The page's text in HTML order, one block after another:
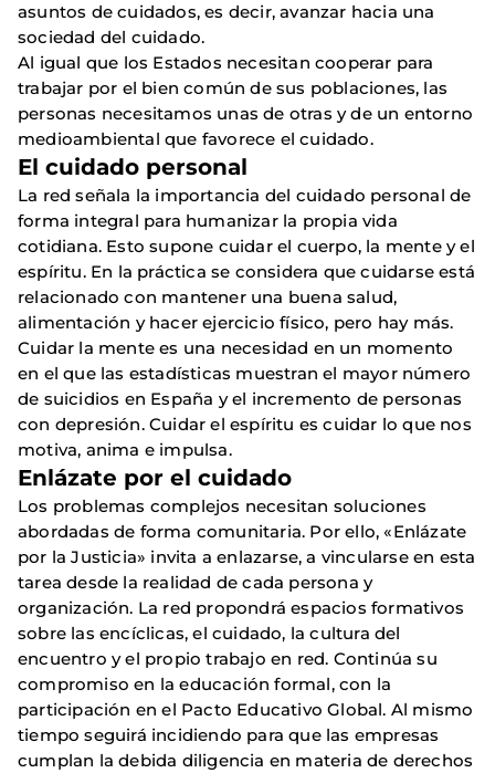
asuntos de cuidados, es decir, avanzar hacia una
sociedad del cuidado.
Al igual que los Estados necesitan cooperar para
trabajar por el bien común de sus poblaciones, las
personas necesitamos unas de otras y de un entorno
medioambiental que favorece el cuidado.
El cuidado personal
La red señala la importancia del cuidado personal de
forma integral para humanizar la propia vida
cotidiana. Esto supone cuidar el cuerpo, la mente y el
espíritu. En la práctica se considera que cuidarse está
relacionado con mantener una buena salud,
alimentación y hacer ejercicio físico, pero hay más.
Cuidar la mente es una necesidad en un momento
en el que las estadísticas muestran el mayor número
de suicidios en España y el incremento de personas
con depresión. Cuidar el espíritu es cuidar lo que nos
motiva, anima e impulsa.
Enlázate por el cuidado
Los problemas complejos necesitan soluciones
abordadas de forma comunitaria. Por ello, «Enlázate
por la Justicia» invita a enlazarse, a vincularse en esta
tarea desde la realidad de cada persona y
organización. La red propondrá espacios formativos
sobre las encíclicas, el cuidado, la cultura del
encuentro y el propio trabajo en red. Continúa su
compromiso en la educación formal, con la
participación en el Pacto Educativo Global. Al mismo
tiempo seguirá incidiendo para que las empresas
cumplan la debida diligencia en materia de derechos